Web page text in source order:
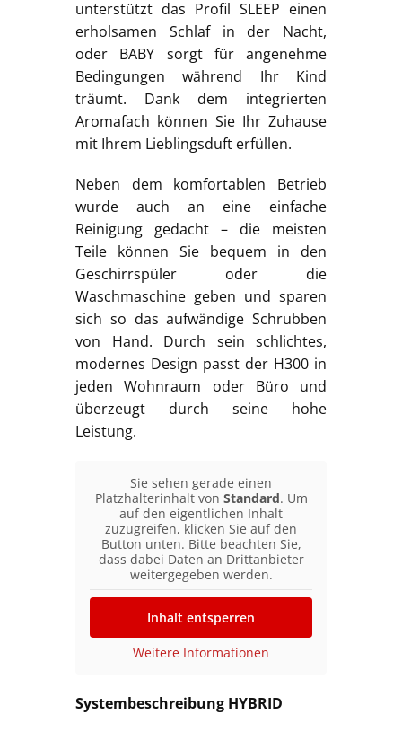
unterstützt das Profil SLEEP einen
erholsamen Schlaf in der Nacht,
oder BABY sorgt für angenehme
Bedingungen während Ihr Kind
träumt. Dank dem integrierten
Aromafach können Sie Ihr Zuhause
mit Ihrem Lieblingsduft erfüllen.
Neben dem komfortablen Betrieb
wurde auch an eine einfache
Reinigung gedacht – die meisten
Teile können Sie bequem in den
Geschirrspüler oder die
Waschmaschine geben und sparen
sich so das aufwändige Schrubben
von Hand. Durch sein schlichtes,
modernes Design passt der H300 in
jeden Wohnraum oder Büro und
überzeugt durch seine hohe
Leistung.
Sie sehen gerade einen
Platzhalterinhalt von Standard. Um
auf den eigentlichen Inhalt
zuzugreifen, klicken Sie auf den
Button unten. Bitte beachten Sie,
dass dabei Daten an Drittanbieter
weitergegeben werden.
Inhalt entsperren
Weitere Informationen
Systembeschreibung HYBRID